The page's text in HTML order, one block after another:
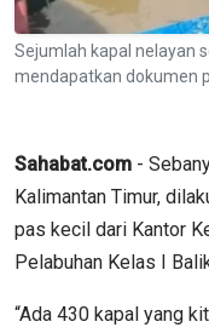
Sejumlah kapal nelayan
mendapatkan dokumen
Sahabat.com -
Kalimantan Timur,
pas kecil dari Kantor
Pelabuhan Kelas I
“Ada 430 kapal yang